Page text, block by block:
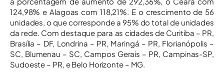
124,98% e Alagoas com 118,21%. E o crescimento de 56
unidades, o que corresponde a 95% do total de unidades
da rede. Com destaque para as cidades de Curitiba – PR,
Brasília – DF, Londrina – PR, Maringá – PR, Florianópolis –
SC, Blumenau – SC, Campos Gerais – PR, Campinas-SP,
Sudoeste – PR, e Belo Horizonte – MG.